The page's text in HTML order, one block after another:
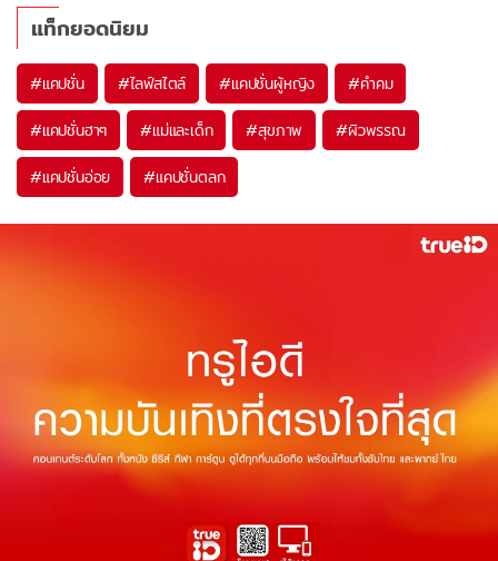
แท็กยอดนิยม
#แคปชั่น #ไลฟ์สไตล์ #แคปชั่นผู้หญิง #คำคม
#แคปชั่นฮาๆ #แม่และเด็ก #สุขภาพ #ผิวพรรณ
#แคปชั่นอ่อย #แคปชั่นตลก